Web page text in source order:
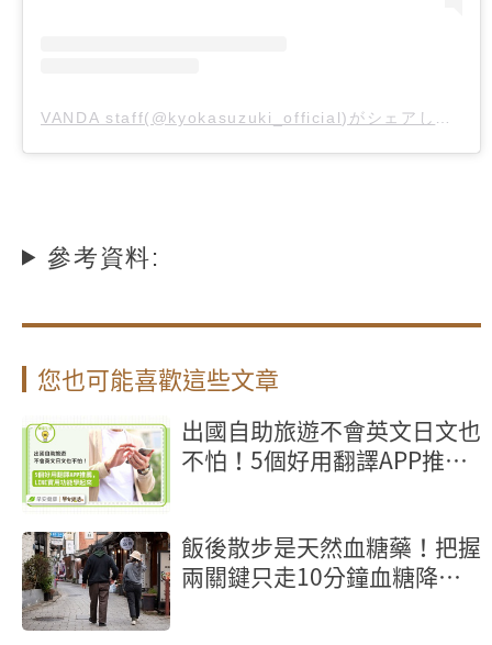
參考資料:
您也可能喜歡這些文章
出國自助旅遊不會英文日文也
不怕！5個好用翻譯APP推
飯後散步是天然血糖藥！把握
兩關鍵只走10分鐘血糖降幅